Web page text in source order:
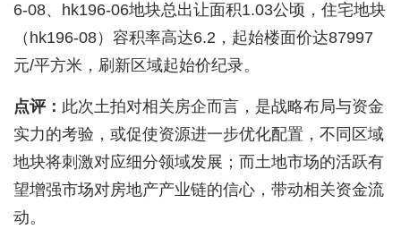
6-08、hk196-06地块总出让面积1.03公顷，住宅地块
（hk196-08）容积率高达6.2，起始楼面价达87997
元/平方米，刷新区域起始价纪录。
点评： 此次土拍对相关房企而言，是战略布局与资金
实力的考验，或促使资源进一步优化配置，不同区域
地块将刺激对应细分领域发展；而土地市场的活跃有
望增强市场对房地产产业链的信心，带动相关资金流
动。